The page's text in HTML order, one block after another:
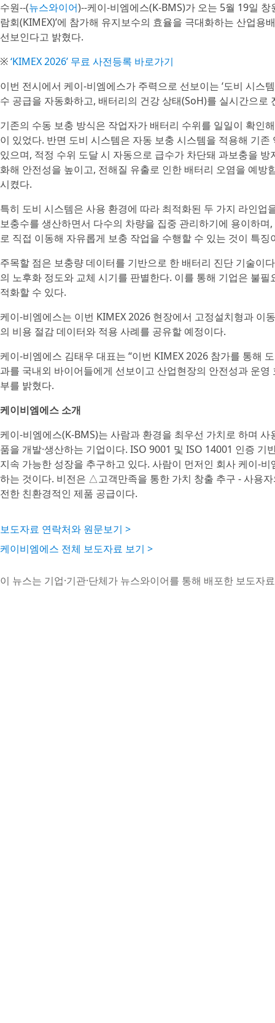
수원--(뉴스와이어)--케이-비엠에스(K-BMS)가 오는 5월 19일
람회(KIMEX)’에 참가해 유지보수의 효율을 극대화하는 산업용
선보인다고 밝혔다.
※‘KIMEX 2026’ 무료 사전등록 바로가기
이번 전시에서 케이-비엠에스가 주력으로 선보이는 ‘도비 시스
수 공급을 자동화하고, 배터리의 건강 상태(SoH)를 실시간으로
기존의 수동 보충 방식은 작업자가 배터리 수위를 일일이 확인
이 있었다. 반면 도비 시스템은 자동 보충 시스템을 적용해 기
있으며, 적정 수위 도달 시 자동으로 급수가 차단돼 과보충을
화해 안전성을 높이고, 전해질 유출로 인한 배터리 오염을 예
시켰다.
특히 도비 시스템은 사용 환경에 따라 최적화된 두 가지 라인업
보충수를 생산하면서 다수의 차량을 집중 관리하기에 용이하
로 직접 이동해 자유롭게 보충 작업을 수행할 수 있는 것이 특징
주목할 점은 보충량 데이터를 기반으로 한 배터리 진단 기술이
의 노후화 정도와 교체 시기를 판별한다. 이를 통해 기업은 불
적화할 수 있다.
케이-비엠에스는 이번 KIMEX 2026 현장에서 고정설치형과 이
의 비용 절감 데이터와 적용 사례를 공유할 예정이다.
케이-비엠에스 김태우 대표는 “이번 KIMEX 2026 참가를 통해
과를 국내외 바이어들에게 선보이고 산업현장의 안전성과 운
부를 밝혔다.
케이비엠에스 소개
케이-비엠에스(K-BMS)는 사람과 환경을 최우선 가치로 하며
품을 개발·생산하는 기업이다. ISO 9001 및 ISO 14001 인증
지속 가능한 성장을 추구하고 있다. 사람이 먼저인 회사 케이-
하는 것이다. 비전은 △고객만족을 통한 가치 창출 추구 - 사용
전한 친환경적인 제품 공급이다.
보도자료 연락처와 원문보기 >
케이비엠에스 전체 보도자료 보기 >
이 뉴스는 기업·기관·단체가 뉴스와이어를 통해 배포한 보도자